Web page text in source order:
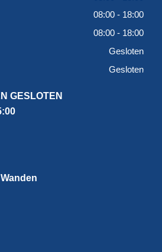
08:00 - 18:00
08:00 - 18:00
Gesloten
Gesloten
GESLOTEN